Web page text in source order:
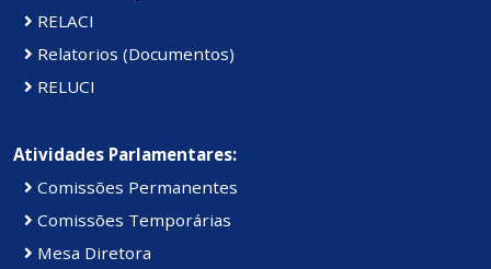
RELACI
Relatorios (Documentos)
RELUCI
Atividades Parlamentares:
Comissões Permanentes
Comissões Temporárias
Mesa Diretora